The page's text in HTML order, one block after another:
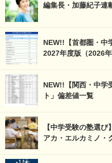
編集長・加藤紀子連
NEW!!【首都圏・中
2027年度版（2026年
NEW!!【関西・中学
ト」偏差値一覧
【中学受験の塾選
アカ・エルカミノ・